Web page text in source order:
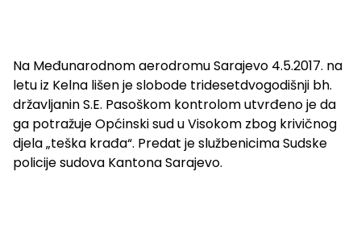
Na Međunarodnom aerodromu Sarajevo 4.5.2017. na
letu iz Kelna lišen je slobode tridesetdvogodišnji bh.
državljanin S.E. Pasoškom kontrolom utvrđeno je da
ga potražuje Općinski sud u Visokom zbog krivičnog
djela „teška krađa“. Predat je službenicima Sudske
policije sudova Kantona Sarajevo.